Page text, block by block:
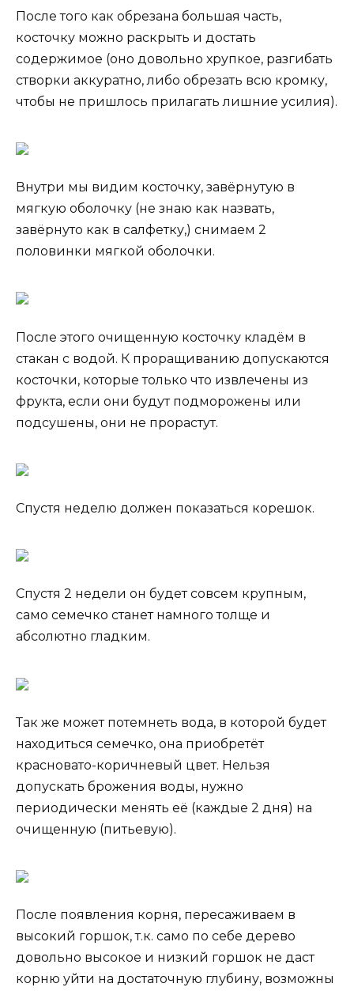
После того как обрезана большая часть,
косточку можно раскрыть и достать
содержимое (оно довольно хрупкое, разгибать
створки аккуратно, либо обрезать всю кромку,
чтобы не пришлось прилагать лишние усилия).
Внутри мы видим косточку, завёрнутую в
мягкую оболочку (не знаю как назвать,
завёрнуто как в салфетку,) снимаем 2
половинки мягкой оболочки.
После этого очищенную косточку кладём в
стакан с водой. К проращиванию допускаются
косточки, которые только что извлечены из
фрукта, если они будут подморожены или
подсушены, они не прорастут.
Спустя неделю должен показаться корешок.
Спустя 2 недели он будет совсем крупным,
само семечко станет намного толще и
абсолютно гладким.
Так же может потемнеть вода, в которой будет
находиться семечко, она приобретёт
красновато-коричневый цвет. Нельзя
допускать брожения воды, нужно
периодически менять её (каждые 2 дня) на
очищенную (питьевую).
После появления корня, пересаживаем в
высокий горшок, т.к. само по себе дерево
довольно высокое и низкий горшок не даст
корню уйти на достаточную глубину, возможны